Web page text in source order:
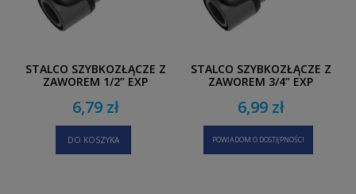
STALCO SZYBKOZŁĄCZE Z
ZAWOREM 1/2” EXP
6,79 zł
DO KOSZYKA
STALCO SZYBKOZŁĄCZE Z
ZAWOREM 3/4” EXP
6,99 zł
POWIADOM O DOSTĘPNOŚCI